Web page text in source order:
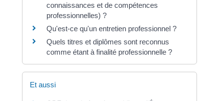
connaissances et de compétences
professionnelles) ?
Qu'est-ce qu'un entretien professionnel ?
Quels titres et diplômes sont reconnus
comme étant à finalité professionnelle ?
Et aussi